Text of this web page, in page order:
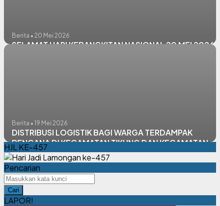
Berita • 20 Mei 2026
SELAMAT HARI KEBANGKITAN NASIONAL 20 MEI 2026
Berita • 19 Mei 2026
DISTRIBUSI LOGISTIK BAGI WARGA TERDAMPAK
BENCANA DI KECAMATAN TIKUNG DAN KECAMATAN
SUGIO
HJL KE-457
Pencarian
Cari
LAPOR!